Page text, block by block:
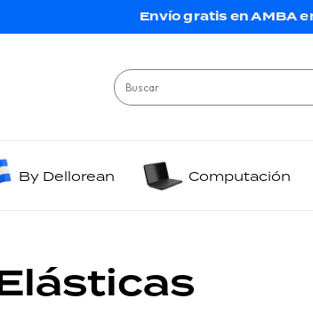
Envío gratis en AMBA
By Dellorean Computación